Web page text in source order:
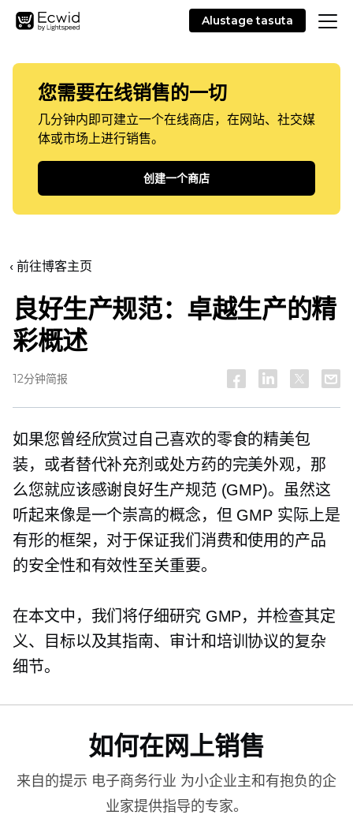
Alustage tasuta
您需要在线销售的一切
几分钟内即可建立一个在线商店，在网站、社交媒
体或市场上进行销售。
创建一个商店
‹ 前往博客主页
良好生产规范：卓越生产的精
彩概述
12分钟简报
如果您曾经欣赏过自己喜欢的零食的精美包
装，或者替代补充剂或处方药的完美外观，那
么您就应该感谢良好生产规范 (GMP)。虽然这
听起来像是一个崇高的概念，但 GMP 实际上是
有形的框架，对于保证我们消费和使用的产品
的安全性和有效性至关重要。
在本文中，我们将仔细研究 GMP，并检查其定
义、目标以及其指南、审计和培训协议的复杂
细节。
如何在网上销售
来自的提示 电子商务行业 为小企业主和有抱负的企
业家提供指导的专家。